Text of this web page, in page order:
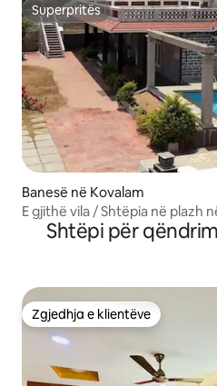
Superpritës
Superpritës
Banesë në Kovalam
E gjithë vila / Shtëpia në plazh
Shtëpi për
Zgjedhja e klientëve
Zgjedhja e klientëve